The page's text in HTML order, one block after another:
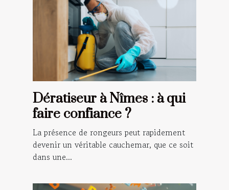
Dératiseur à Nîmes : à qui
faire confiance ?
La présence de rongeurs peut rapidement
devenir un véritable cauchemar, que ce soit
dans une...